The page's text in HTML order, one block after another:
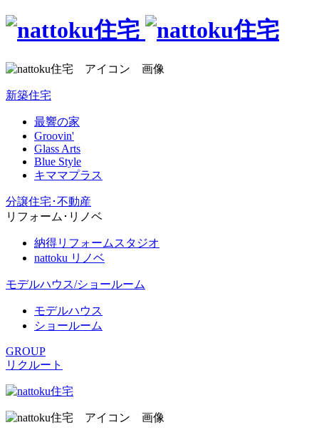
新築住宅
最響の家
Groovin'
Glass Arts
Blue Style
キママプラス
分譲住宅･不動産
リフォーム･リノベ
納得リフォームスタジオ
nattoku リノベ
モデルハウス/ショールーム
モデルハウス
ショールーム
GROUP
リクルート